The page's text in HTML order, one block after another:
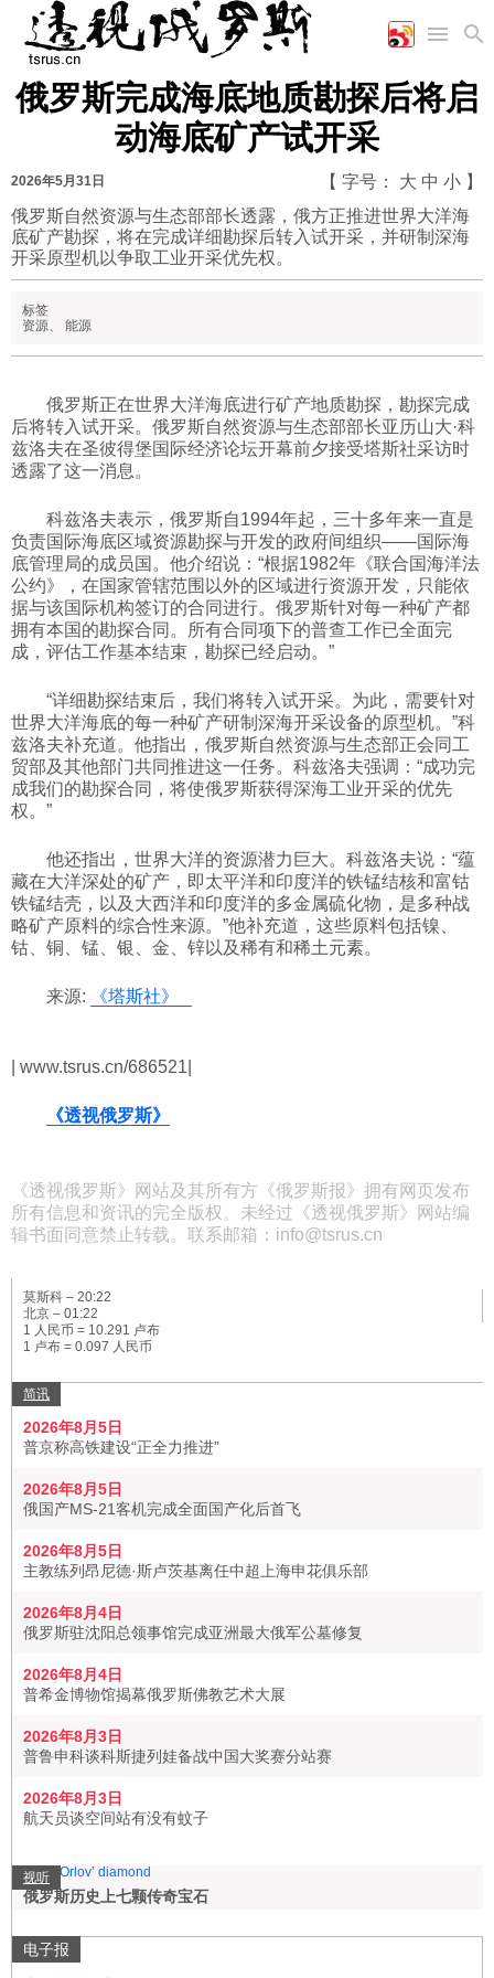
首页
国际
时政
军事
陆军
军事合作
评论
经济
工业
能源
农业
科技
社会
文化
美食
娱乐
历史
体育
旅游
视听
图片新闻
高清图片
漫画
视频
图表
俄罗斯完成海底地质勘探后将启
动海底矿产试开采
2026年5月31日 【 字号： 大 中 小 】
俄罗斯自然资源与生态部部长透露，俄方正推进世界大洋海
底矿产勘探，将在完成详细勘探后转入试开采，并研制深海
开采原型机以争取工业开采优先权。
标签
资源、 能源
俄罗斯正在世界大洋海底进行矿产地质勘探，勘探完成
后将转入试开采。俄罗斯自然资源与生态部部长亚历山大·科
兹洛夫在圣彼得堡国际经济论坛开幕前夕接受塔斯社采访时
透露了这一消息。
科兹洛夫表示，俄罗斯自1994年起，三十多年来一直是
负责国际海底区域资源勘探与开发的政府间组织——国际海
底管理局的成员国。他介绍说：“根据1982年《联合国海洋法
公约》，在国家管辖范围以外的区域进行资源开发，只能依
据与该国际机构签订的合同进行。俄罗斯针对每一种矿产都
拥有本国的勘探合同。所有合同项下的普查工作已全面完
成，评估工作基本结束，勘探已经启动。”
“详细勘探结束后，我们将转入试开采。为此，需要针对
世界大洋海底的每一种矿产研制深海开采设备的原型机。”科
兹洛夫补充道。他指出，俄罗斯自然资源与生态部正会同工
贸部及其他部门共同推进这一任务。科兹洛夫强调：“成功完
成我们的勘探合同，将使俄罗斯获得深海工业开采的优先
权。”
他还指出，世界大洋的资源潜力巨大。科兹洛夫说：“蕴
藏在大洋深处的矿产，即太平洋和印度洋的铁锰结核和富钴
铁锰结壳，以及大西洋和印度洋的多金属硫化物，是多种战
略矿产原料的综合性来源。”他补充道，这些原料包括镍、
钴、铜、锰、银、金、锌以及稀有和稀土元素。
来源: 《塔斯社》
| www.tsrus.cn/686521|
《透视俄罗斯》
《透视俄罗斯》网站及其所有方《俄罗斯报》拥有网页发布
所有信息和资讯的完全版权。未经过《透视俄罗斯》网站编
辑书面同意禁止转载。联系邮箱：info@tsrus.cn
莫斯科 – 20:22
北京 – 01:22
1 人民币 = 10.291 卢布
1 卢布 = 0.097 人民币
简讯
2026年8月5日
普京称高铁建设“正全力推进”
2026年8月5日
俄国产MS-21客机完成全面国产化后首飞
2026年8月5日
主教练列昂尼德·斯卢茨基离任中超上海申花俱乐部
2026年8月4日
俄罗斯驻沈阳总领事馆完成亚洲最大俄军公墓修复
2026年8月4日
普希金博物馆揭幕俄罗斯佛教艺术大展
2026年8月3日
普鲁申科谈科斯捷列娃备战中国大奖赛分站赛
2026年8月3日
航天员谈空间站有没有蚊子
视听
俄罗斯历史上七颗传奇宝石
电子报